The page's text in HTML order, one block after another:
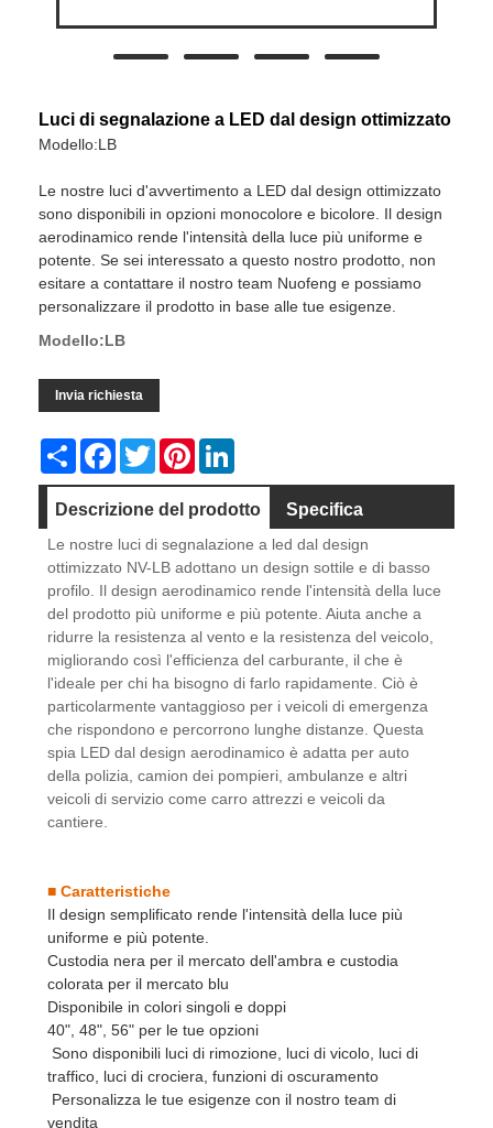
Luci di segnalazione a LED dal design ottimizzato
Modello:LB
Le nostre luci d'avvertimento a LED dal design ottimizzato
sono disponibili in opzioni monocolore e bicolore. Il design
aerodinamico rende l'intensità della luce più uniforme e
potente. Se sei interessato a questo nostro prodotto, non
esitare a contattare il nostro team Nuofeng e possiamo
personalizzare il prodotto in base alle tue esigenze.
Modello:LB
Invia richiesta
Share Facebook
TwitterPinterest
Descrizione del prodotto Specifica
Video
Le nostre luci di segnalazione a led dal design
ottimizzato NV-LB adottano un design sottile e di basso
profilo. Il design aerodinamico rende l'intensità della luce
del prodotto più uniforme e più potente. Aiuta anche a
ridurre la resistenza al vento e la resistenza del veicolo,
migliorando così l'efficienza del carburante, il che è
l'ideale per chi ha bisogno di farlo rapidamente. Ciò è
particolarmente vantaggioso per i veicoli di emergenza
che rispondono e percorrono lunghe distanze. Questa
spia LED dal design aerodinamico è adatta per auto
della polizia, camion dei pompieri, ambulanze e altri
veicoli di servizio come carro attrezzi e veicoli da
cantiere.
■ Caratteristiche
Il design semplificato rende l'intensità della luce più
uniforme e più potente.
Custodia nera per il mercato dell'ambra e custodia
colorata per il mercato blu
Disponibile in colori singoli e doppi
40", 48", 56" per le tue opzioni
Sono disponibili luci di rimozione, luci di vicolo, luci di
traffico, luci di crociera, funzioni di oscuramento
Personalizza le tue esigenze con il nostro team di
vendita